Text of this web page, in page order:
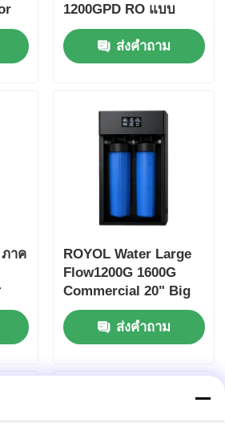
1200GPD RO แบบ
พาณิชย์ พร้อมเตือนกร
องสําหรับการใช้งาน
พาณิชย์และครัวเรือน
ส่งคำถาม
ภาค
าน
ROYOL Water Large
Flow1200G 1600G
Commercial 20" Big
Blue RO System
พร้อมเครื่องเตือนกรอง
ส่งคำถาม